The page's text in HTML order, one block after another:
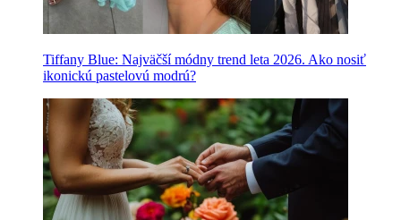
Tiffany Blue: Najväčší módny trend leta 2026. Ako nosiť
ikonickú pastelovú modrú?